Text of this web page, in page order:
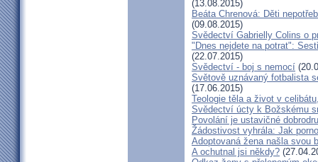
(13.08.2015)
Beáta Chrenová: Děti
(09.08.2015)
Svědectví Gabrielly Colins o
"Dnes nejdete na potrat":
(22.07.2015)
Svědectví - boj s nemocí
Světově uznávaný fotbalista
(17.06.2015)
Teologie těla a život v
Svědectví úcty k Božskému
Povolání je ustavičné
Žádostivost vyhrála: Jak
Adoptovaná žena našla svou
A ochutnal jsi někdy?